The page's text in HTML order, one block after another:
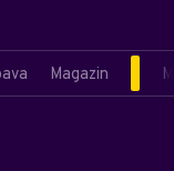
Magazin